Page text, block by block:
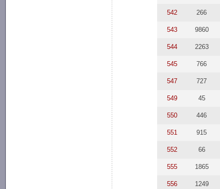
542 266
543 9860
544 2263
545 766
547 727
549 45
550 446
551 915
552 66
555 1865
556 1249